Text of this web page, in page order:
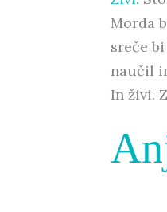
Morda
sreče
naučil
In živi.